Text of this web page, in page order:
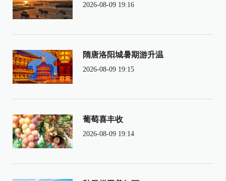
2026-08-09 19:16
隋唐洛阳城暑期游升温
2026-08-09 19:15
葡萄喜丰收
2026-08-09 19:14